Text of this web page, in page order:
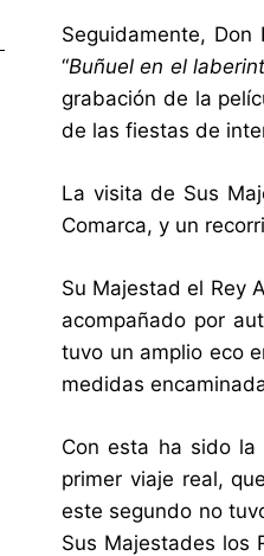
Seguidamente,
“Buñuel en el
grabación de la
de las fiestas de
La visita de Sus
Comarca, y un
Su Majestad el Rey
acompañado por
tuvo un amplio eco
medidas
Con esta ha sido la
primer viaje real,
este segundo no
Sus Majestades los